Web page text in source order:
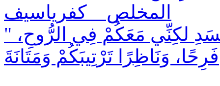
المخلص _ كفرياسيف
" فَإِنِّي وَإِنْ كُنْتُ غَائِبًا فِي الْجَسَدِ لكِنِّي مَعَكُمْ فِي الرُّوحِ،
فَرِحًا، وَنَاظِرًا تَرْتِيبَكُمْ وَمَتَانَةَ